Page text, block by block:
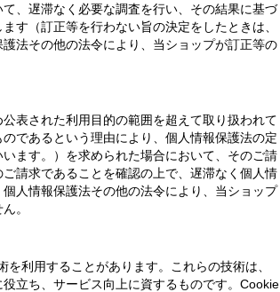
、遅滞なく必要な調査を行い、その結果に基づ
す（訂正等を行わない旨の決定をしたときは、
法その他の法令により、当ショップが訂正等の
表された利用目的の範囲を超えて取り扱われて
であるという理由により、個人情報保護法の定
ます。）を求められた場合において、そのご請
請求であることを確認の上で、遅滞なく個人情
人情報保護法その他の法令により、当ショップ
。
利用することがあります。これらの技術は、
立ち、サービス向上に資するものです。Cookie